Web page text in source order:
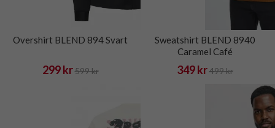
Overshirt BLEND 894 Svart
299 kr 599 kr
Sweatshirt BLEND 8940
Caramel Café
349 kr 499 kr